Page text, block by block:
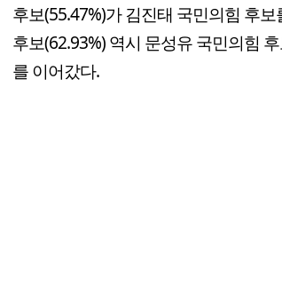
후보(55.47%)가 김진태 국민의힘 후
후보(62.93%) 역시 문성유 국민의힘
를 이어갔다.